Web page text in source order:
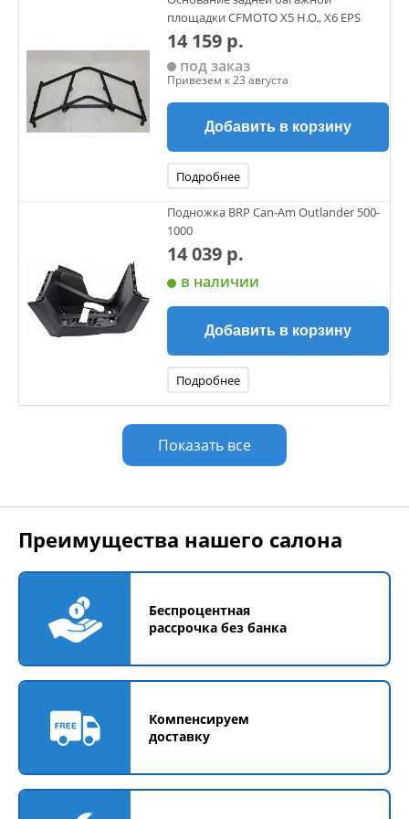
площадки CFMOTO X5 H.O., X6 EPS
14 159 р.
под заказ
Привезем к 23 августа
Добавить в корзину
Подробнее
Подножка BRP Can-Am Outlander 500-
1000
14 039 р.
в наличии
Добавить в корзину
Подробнее
Показать все
Преимущества нашего салона
Беспроцентная
рассрочка без банка
Компенсируем
доставку